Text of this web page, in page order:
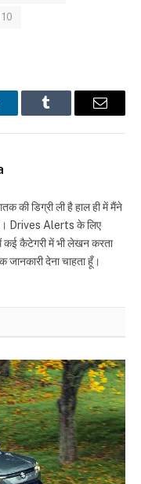
Tumblr Email
की डिग्री ली है हाल ही में मैंने
Drives Alerts के लिए
कई कैटेगरी में भी लेखन करता
देना चाहता हूँ।